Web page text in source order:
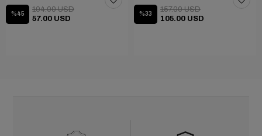
%45
57.00 USD
104.00 USD
%33
105.00 USD
157.00 USD